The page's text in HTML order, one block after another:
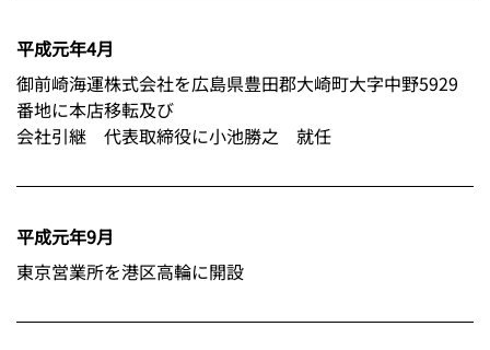
平成元年4月
御前崎海運株式会社を広島県豊田郡大崎町大字中野5929
番地に本店移転及び
会社引継 代表取締役に小池勝之 就任
平成元年9月
東京営業所を港区高輪に開設